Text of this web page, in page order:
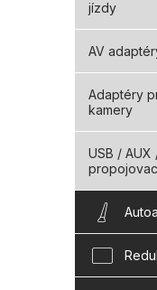
jízdy
AV
Adaptéry
kamery
USB /